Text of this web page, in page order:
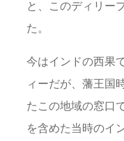
と、このディリー
た。
今はインドの西果
ィーだが、藩王国
たこの地域の窓口
を含めた当時のイ